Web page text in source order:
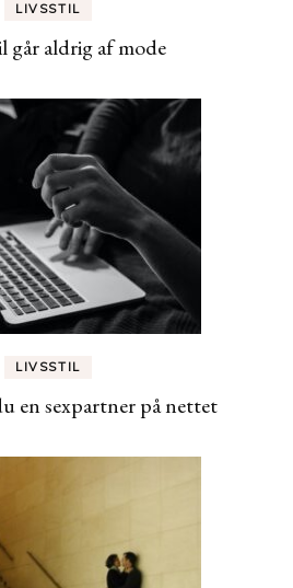
LIVSSTIL
går aldrig af mode
LIVSSTIL
en sexpartner på nettet